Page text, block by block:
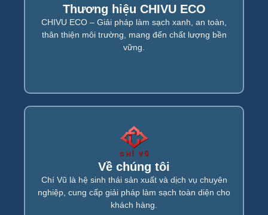
Thương hiệu CHIVU ECO
CHIVU ECO – Giải pháp làm sạch xanh, an toàn,
thân thiện môi trường, mang đến chất lượng bền
vững.
Xem tiếp...
Thương hiệu CHIVU ECO
Về chúng tôi
Chí Vũ là hệ sinh thái sản xuất và dịch vụ chuyên
nghiệp, cung cấp giải pháp làm sạch toàn diện cho
khách hàng.
Xem tiếp...
Giới thiệu Công ty TNHH sản xuất và dịch vụ Chí